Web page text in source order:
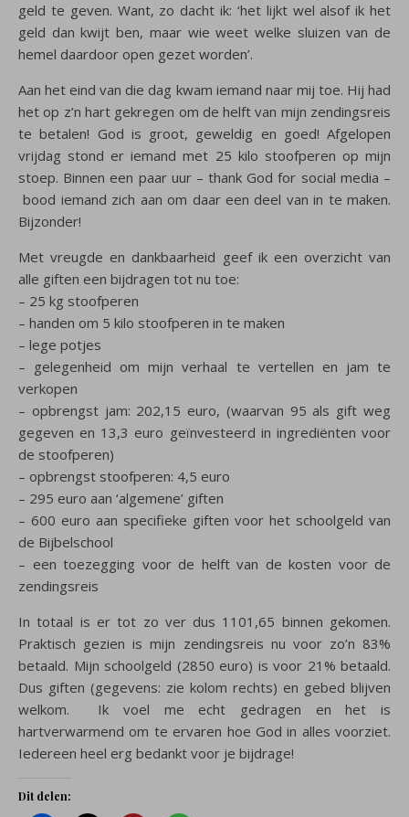
geld te geven. Want, zo dacht ik: ‘het lijkt wel alsof ik het
geld dan kwijt ben, maar wie weet welke sluizen van de
hemel daardoor open gezet worden’.
Aan het eind van die dag kwam iemand naar mij toe. Hij had
het op z’n hart gekregen om de helft van mijn zendingsreis
te betalen! God is groot, geweldig en goed! Afgelopen
vrijdag stond er iemand met 25 kilo stoofperen op mijn
stoep. Binnen een paar uur – thank God for social media –
bood iemand zich aan om daar een deel van in te maken.
Bijzonder!
Met vreugde en dankbaarheid geef ik een overzicht van
alle giften een bijdragen tot nu toe:
– 25 kg stoofperen
– handen om 5 kilo stoofperen in te maken
– lege potjes
– gelegenheid om mijn verhaal te vertellen en jam te
verkopen
– opbrengst jam: 202,15 euro, (waarvan 95 als gift weg
gegeven en 13,3 euro geïnvesteerd in ingrediënten voor
de stoofperen)
– opbrengst stoofperen: 4,5 euro
– 295 euro aan ‘algemene’ giften
– 600 euro aan specifieke giften voor het schoolgeld van
de Bijbelschool
– een toezegging voor de helft van de kosten voor de
zendingsreis
In totaal is er tot zo ver dus 1101,65 binnen gekomen.
Praktisch gezien is mijn zendingsreis nu voor zo’n 83%
betaald. Mijn schoolgeld (2850 euro) is voor 21% betaald.
Dus giften (gegevens: zie kolom rechts) en gebed blijven
welkom. Ik voel me echt gedragen en het is
hartverwarmend om te ervaren hoe God in alles voorziet.
Iedereen heel erg bedankt voor je bijdrage!
Dit delen: